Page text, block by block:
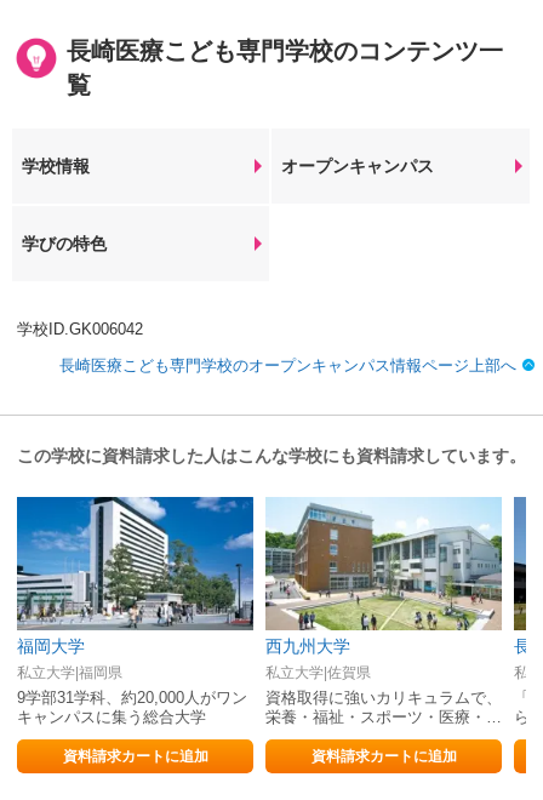
長崎医療こども専門学校のコンテンツ一
覧
学校情報 オープンキャンパス
学びの特色
学校ID.GK006042
長崎医療こども専門学校のオープンキャンパス情報ページ上部へ
この学校に資料請求した人はこんな学校にも資料請求しています。
福岡大学
私立大学|福岡県
9学部31学科、約20,000人がワン
キャンパスに集う総合大学
資料請求カートに追加
西九州大学
私立大学|佐賀県
資格取得に強いカリキュラムで、
栄養・福祉・スポーツ・医療・教
育・デジタルの各分野で活躍する
人材になる資料請求カートに追加
長
私
「
ら
康